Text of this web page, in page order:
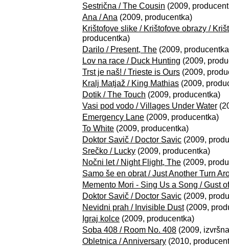
Sestrična / The Cousin (2009,
Ana / Ana (2009, producentka)
Krištofove slike / Krištofove obrazy /
producentka)
Darilo / Present, The (2009,
Lov na race / Duck Hunting (2009,
Trst je naš! / Trieste is Ours (2009,
Kralj Matjaž / King Mathias (2009,
Dotik / The Touch (2009, producentka)
Vasi pod vodo / Villages Under Water
Emergency Lane (2009, producentka)
To White (2009, producentka)
Doktor Savič / Doctor Savic (2009,
Srečko / Lucky (2009, producentka)
Nočni let / Night Flight, The (2009,
Samo še en obrat / Just Another Turn
Memento Mori - Sing Us a Song / Gust
Doktor Savič / Doctor Savic (2009,
Nevidni prah / Invisible Dust(2009,
Igraj kolce (2009, producentka)
Soba 408 / Room No. 408 (2009,
Obletnica / Anniversary (2010,